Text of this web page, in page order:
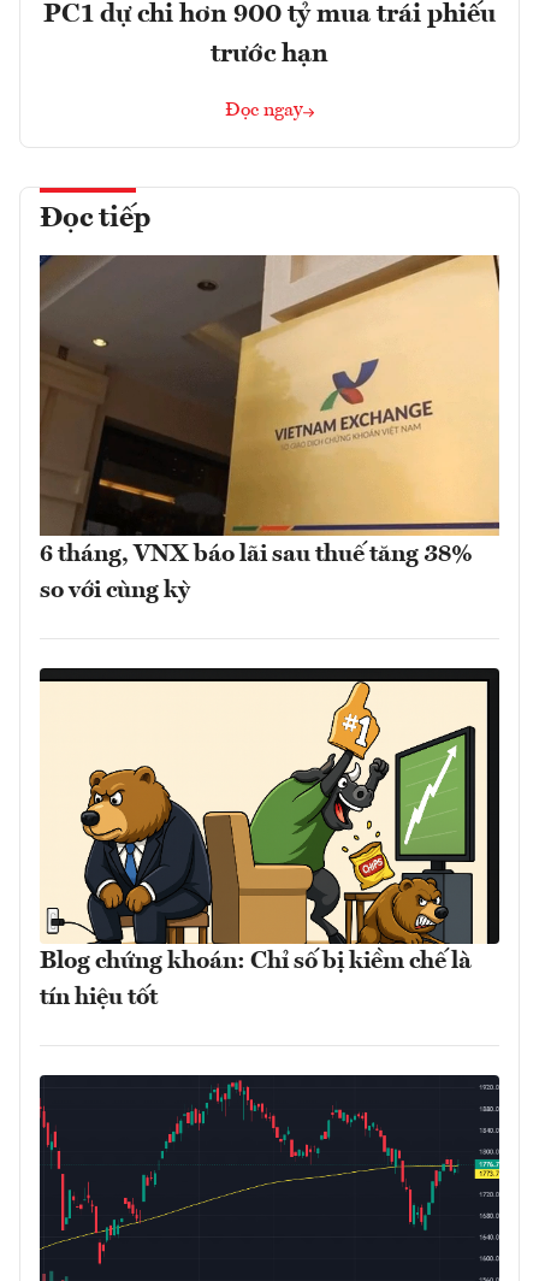
PC1 dự chi hơn 900 tỷ mua trái phiếu
trước hạn
Đọc ngay
Đọc tiếp
6 tháng, VNX báo lãi sau thuế tăng 38%
so với cùng kỳ
Blog chứng khoán: Chỉ số bị kiềm chế là
tín hiệu tốt